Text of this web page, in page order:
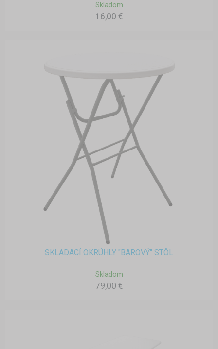
Skladom
16,00 €
SKLADACÍ OKRÚHLY "BAROVÝ" STÔL
Skladom
79,00 €